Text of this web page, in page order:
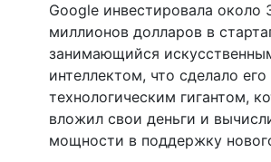
Google инвестировала около
миллионов долларов в
занимающийся
интеллектом, что сделало
технологическим гигантом,
вложил свои деньги и
мощности в поддержку